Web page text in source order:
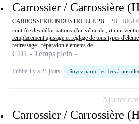
Carrossier / Carrossière
CARROSSERIE INDUSTRIELLE 2B - 2B -
contrôle des déformations d'un véhicule , et
remplacement ajustage et réglage de tous types
redressage , réparation éléments de...
CDI - Temps plein
Publié il y a 21 jours Soyez parmi les 1ers à postuler
Carrossier / Carrossière
Ajouter